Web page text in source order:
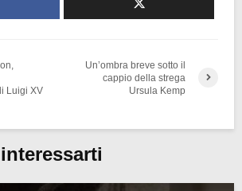
Luigi XV
Un’ombra breve sotto il
cappio della strega
Ursula Kemp